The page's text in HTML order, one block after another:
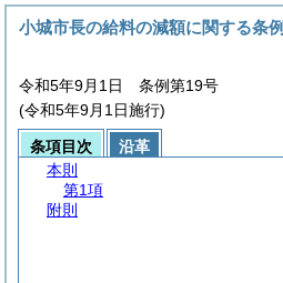
小城市長の給料の減額に関する条例
令和5年9月1日 条例第19号
(令和5年9月1日施行)
条項目次
沿革
本則
第1項
附則